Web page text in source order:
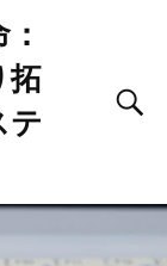
拓
テ